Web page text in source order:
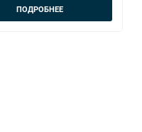
ПОДРОБНЕЕ